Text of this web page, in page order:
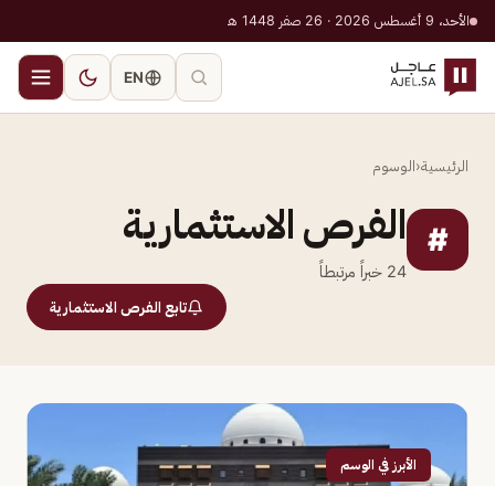
الأحد، 9 أغسطس 2026 · 26 صفر 1448 هـ
EN
الرئيسية‹الوسوم
# الفرص الاستثمارية
24 خبراً مرتبطاً
تابع الفرص الاستثمارية
الأبرز في الوسم